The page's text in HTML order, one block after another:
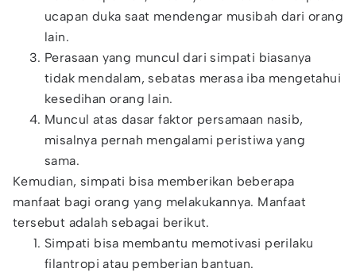
ucapan duka saat mendengar musibah dari orang
lain.
Perasaan yang muncul dari simpati biasanya
tidak mendalam, sebatas merasa iba mengetahui
kesedihan orang lain.
Muncul atas dasar faktor persamaan nasib,
misalnya pernah mengalami peristiwa yang
sama.
Kemudian, simpati bisa memberikan beberapa
manfaat bagi orang yang melakukannya. Manfaat
tersebut adalah sebagai berikut.
Simpati bisa membantu memotivasi perilaku
filantropi atau pemberian bantuan.